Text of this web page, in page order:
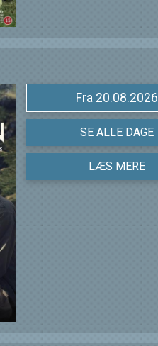
Fra 20.08.2026
SE ALLE DAGE
LÆS MERE